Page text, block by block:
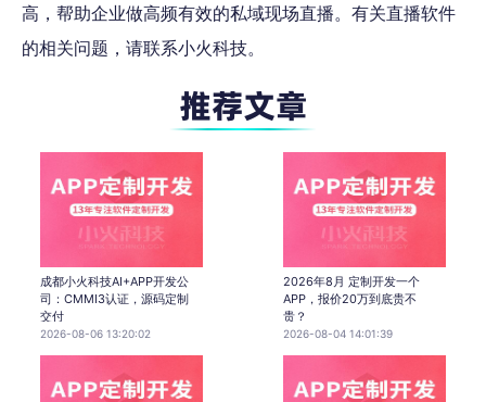
高，帮助企业做高频有效的私域现场直播。有关直播软件
的相关问题，请联系小火科技。
成都小火科技AI+APP开发公
司：CMMI3认证，源码定制
交付
2026-08-06 13:20:02
2026年8月 定制开发一个
APP，报价20万到底贵不
贵？
2026-08-04 14:01:39